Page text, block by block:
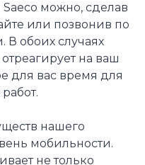
можно, сделав
или позвонив по
обоих случаях
на ваш
для вас время для
нашего
мобильности.
не только